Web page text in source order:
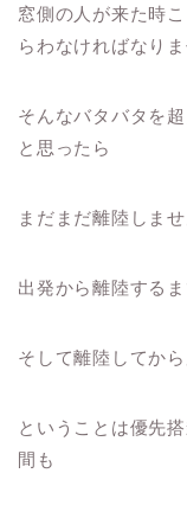
窓側の人が来た時
らわなければなりま
そんなバタバタを
と思ったら
まだまだ離陸しませ
出発から離陸する
そして離陸してか
ということは優先
間も